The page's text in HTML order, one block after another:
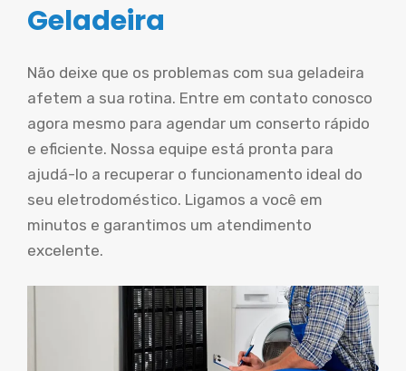
Geladeira
Não deixe que os problemas com sua geladeira
afetem a sua rotina. Entre em contato conosco
agora mesmo para agendar um conserto rápido
e eficiente. Nossa equipe está pronta para
ajudá-lo a recuperar o funcionamento ideal do
seu eletrodoméstico. Ligamos a você em
minutos e garantimos um atendimento
excelente.